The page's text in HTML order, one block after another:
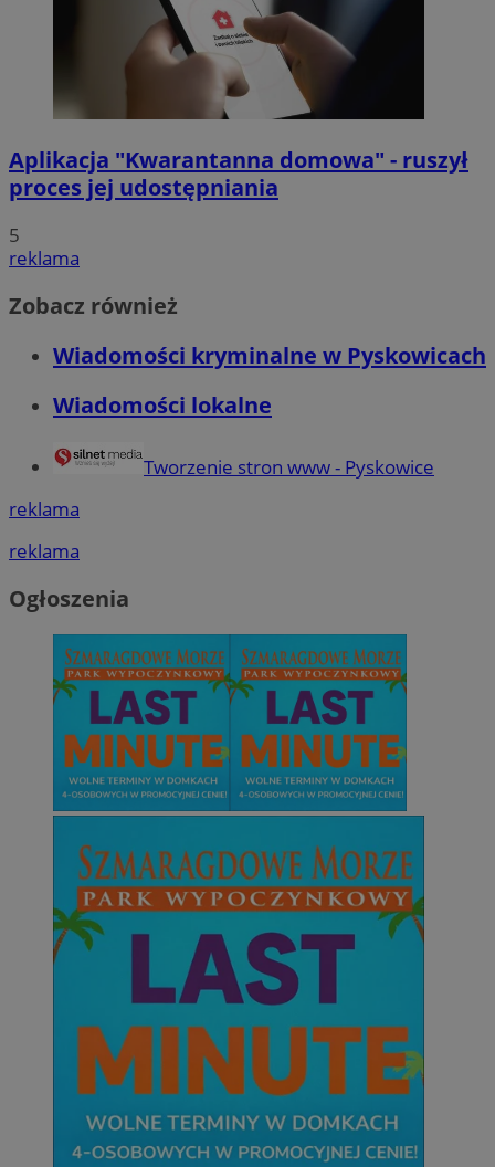
Aplikacja "Kwarantanna domowa" - ruszył
proces jej udostępniania
5
reklama
Zobacz również
Wiadomości kryminalne w Pyskowicach
Wiadomości lokalne
Tworzenie stron www - Pyskowice
reklama
reklama
Ogłoszenia